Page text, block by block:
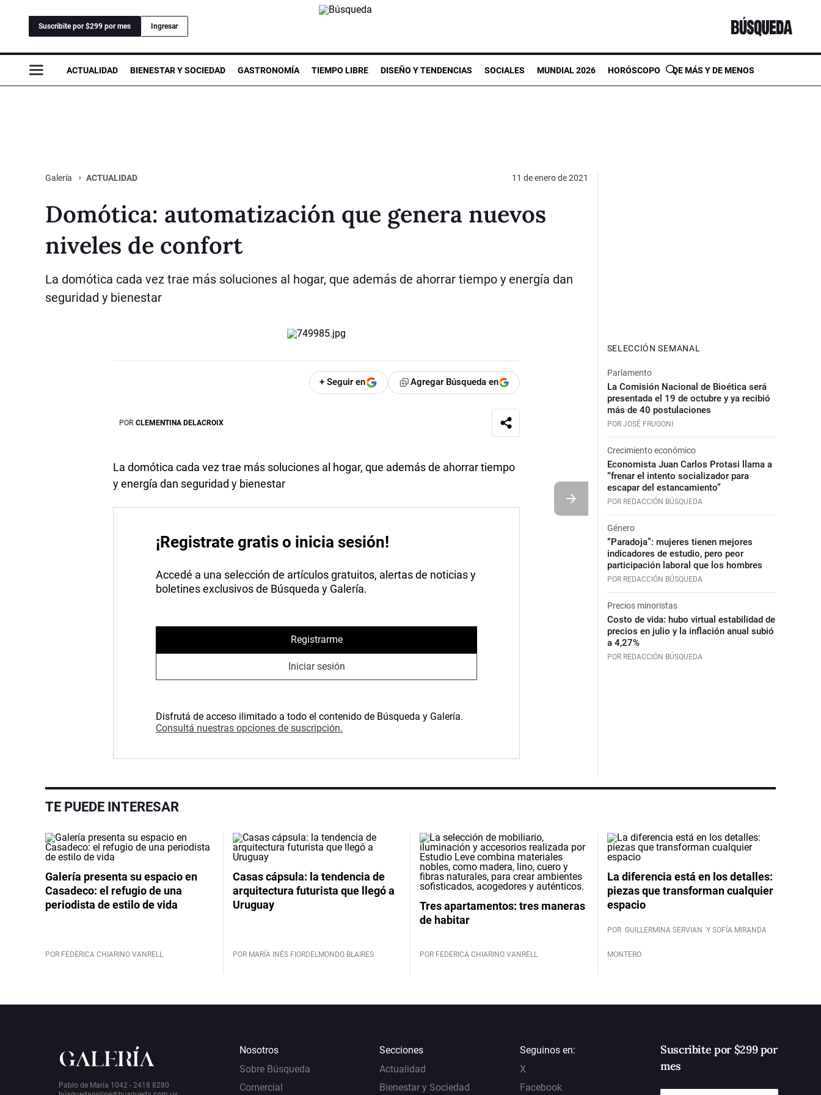
Suscribite por $299 por mes Ingresar
ACTUALIDAD BIENESTAR Y SOCIEDAD GASTRONOMÍA TIEMPO LIBRE DISEÑO Y TENDENCIAS SOCIALES MUNDIAL 2026 HORÓSCOPO DE MÁS Y DE MENOS
Galería ACTUALIDAD 11 de enero de 2021
Domótica: automatización que genera nuevos
niveles de confort
La domótica cada vez trae más soluciones al hogar, que además de ahorrar tiempo y energía dan
seguridad y bienestar
+ Seguir en Agregar Búsqueda en
POR CLEMENTINA DELACROIX
La domótica cada vez trae más soluciones al hogar, que además de ahorrar tiempo
y energía dan seguridad y bienestar
¡Registrate gratis o inicia sesión!
Accedé a una selección de artículos gratuitos, alertas de noticias y
boletines exclusivos de Búsqueda y Galería.
Registrarme
Iniciar sesión
Disfrutá de acceso ilimitado a todo el contenido de Búsqueda y Galería.
Consultá nuestras opciones de suscripción.
SELECCIÓN SEMANAL
Parlamento
La Comisión Nacional de Bioética será
presentada el 19 de octubre y ya recibió
más de 40 postulaciones
POR JOSÉ FRUGONI
Crecimiento económico
Economista Juan Carlos Protasi llama a
“frenar el intento socializador para
escapar del estancamiento”
POR REDACCIÓN BÚSQUEDA
Género
“Paradoja”: mujeres tienen mejores
indicadores de estudio, pero peor
participación laboral que los hombres
POR REDACCIÓN BÚSQUEDA
Precios minoristas
Costo de vida: hubo virtual estabilidad de
precios en julio y la inflación anual subió
a 4,27%
POR REDACCIÓN BÚSQUEDA
TE PUEDE INTERESAR
Galería presenta su espacio en
Casadeco: el refugio de una
periodista de estilo de vida
POR FEDERICA CHIARINO VANRELL
Casas cápsula: la tendencia de
arquitectura futurista que llegó a
Uruguay
POR MARÍA INÉS FIORDELMONDO BLAIRES
Tres apartamentos: tres maneras
de habitar
POR FEDERICA CHIARINO VANRELL
La diferencia está en los detalles:
piezas que transforman cualquier
espacio
POR GUILLERMINA SERVIAN Y SOFÍA MIRANDA
MONTERO
Pablo de María 1042 - 2418 8280
Nosotros
Sobre Búsqueda
Comercial
Secciones
Actualidad
Bienestar y Sociedad
Seguinos en:
X
Facebook
Suscribite por $299 por
mes